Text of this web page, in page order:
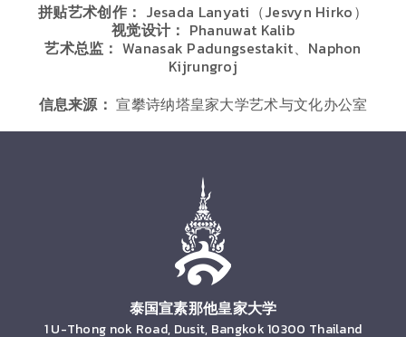
拼贴艺术创作： Jesada Lanyati（Jesvyn Hirko）
视觉设计： Phanuwat Kalib
艺术总监： Wanasak Padungsestakit、Naphon
Kijrungroj
信息来源： 宣攀诗纳塔皇家大学艺术与文化办公室
泰国宣素那他皇家大学
1 U-Thong nok Road, Dusit, Bangkok 10300 Thailand